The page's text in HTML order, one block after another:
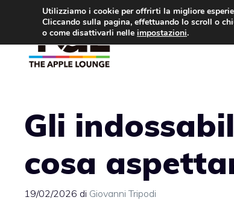
contenuto
Gli
cosa
19/02/2026 di Giovanni Tripodi
Utilizziamo i cookie per offrirti la migliore
Cliccando sulla pagina, effettuando lo scroll o
o come disattivarli nelle impostazioni.